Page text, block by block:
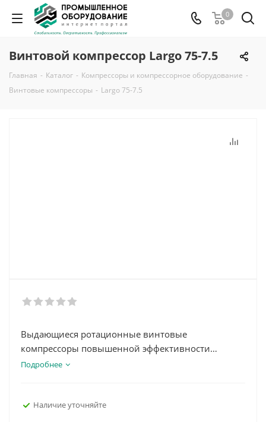
0
Винтовой компрессор Largo 75-7.5
Главная - Каталог - Компрессоры и компрессорное оборудование -
Винтовые компрессоры - Largo 75-7.5
Выдающиеся ротационные винтовые
компрессоры повышенной эффективности
Винтовые компрессоры Largo обеспечивают
линейка продукции появилась в результате
Подробнее
Наличие уточняйте